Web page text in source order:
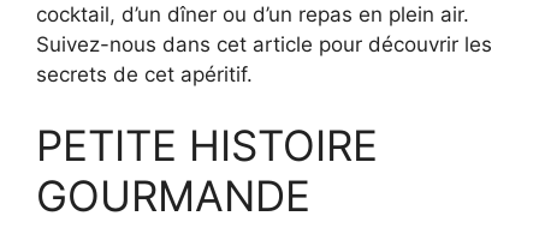
cocktail, d’un dîner ou d’un repas en plein air.
Suivez-nous dans cet article pour découvrir les
secrets de cet apéritif.
PETITE HISTOIRE
GOURMANDE